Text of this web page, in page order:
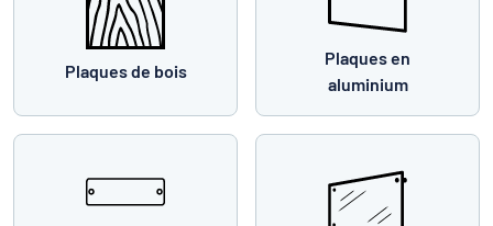
Plaques de bois
Plaques en
aluminium